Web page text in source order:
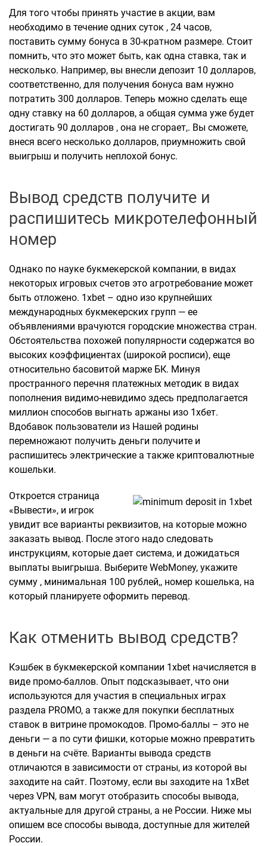
Для того чтобы принять участие в акции, вам
необходимо в течение одних суток , 24 часов,
поставить сумму бонуса в 30-кратном размере. Стоит
помнить, что это может быть, как одна ставка, так и
несколько. Например, вы внесли депозит 10 долларов,
соответственно, для получения бонуса вам нужно
потратить 300 долларов. Теперь можно сделать еще
одну ставку на 60 долларов, а общая сумма уже будет
достигать 90 долларов , она не сгорает,. Вы сможете,
внеся всего несколько долларов, приумножить свой
выигрыш и получить неплохой бонус.
Вывод средств получите и
распишитесь микротелефонный
номер
Однако по науке букмекерской компании, в видах
некоторых игровых счетов это агротребование может
быть отложено. 1xbet – одно изо крупнейших
международных букмекерских групп — ее
объявлениями врачуются городские множества стран.
Обстоятельства похожей популярности содержатся во
высоких коэффициентах (широкой росписи), еще
относительно басовитой марже БК. Минуя
пространного перечня платежных методик в видах
пополнения видимо-невидимо здесь предполагается
миллион способов выгнать аржаны изо 1хбет.
Вдобавок пользователи из Нашей родины
перемножают получить деньги получите и
распишитесь электрические а также криптовалютные
кошельки.
Откроется страница
«Вывести», и игрок
увидит все варианты реквизитов, на которые можно
заказать вывод. После этого надо следовать
инструкциям, которые дает система, и дожидаться
выплаты выигрыша. Выберите WebMoney, укажите
сумму , минимальная 100 рублей,, номер кошелька, на
который планируете оформить перевод.
Как отменить вывод средств?
Кэшбек в букмекерской компании 1xbet начисляется в
виде промо-баллов. Опыт подсказывает, что они
используются для участия в специальных играх
раздела PROMO, а также для покупки бесплатных
ставок в витрине промокодов. Промо-баллы – это не
деньги — а по сути фишки, которые можно превратить
в деньги на счёте. Варианты вывода средств
отличаются в зависимости от страны, из которой вы
заходите на сайт. Поэтому, если вы заходите на 1xBet
через VPN, вам могут отобразить способы вывода,
актуальные для другой страны, а не России. Ниже мы
опишем все способы вывода, доступные для жителей
России.